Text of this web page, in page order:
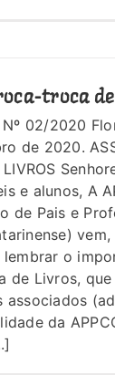
troca
Nº 02/2020
de 2020.
e alunos, A
de Pais e
lembrar o
de Livros,
associados
da